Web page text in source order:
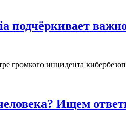
подчёркивает
громкого инцидента
Ищем